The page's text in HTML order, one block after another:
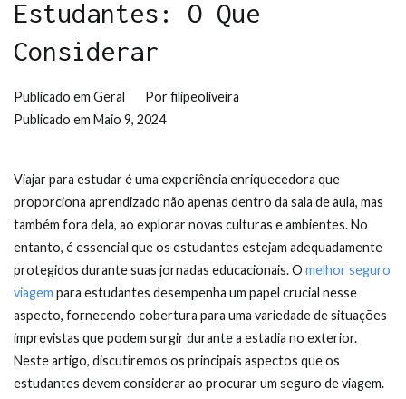
Estudantes: O Que
Considerar
Publicado em Geral Porfilipeoliveira
Publicado em Maio 9, 2024
Viajar para estudar é uma experiência enriquecedora que
proporciona aprendizado não apenas dentro da sala de aula, mas
também fora dela, ao explorar novas culturas e ambientes. No
entanto, é essencial que os estudantes estejam adequadamente
protegidos durante suas jornadas educacionais. O melhor seguro
viagem para estudantes desempenha um papel crucial nesse
aspecto, fornecendo cobertura para uma variedade de situações
imprevistas que podem surgir durante a estadia no exterior.
Neste artigo, discutiremos os principais aspectos que os
estudantes devem considerar ao procurar um seguro de viagem.